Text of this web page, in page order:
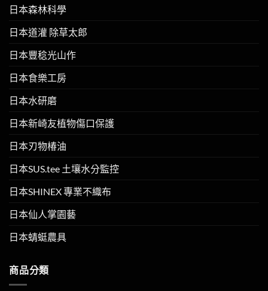
日本森林科學
日本道灌 除草太郎
日本豐稔光山作
日本食樂工房
日本水研磨
日本新崎友植物傷口保護
日本刃物椿油
日本SUS.tee 土壤水分監控
日本SHINEX 專業不織布
日本仙人掌園藝
日本蜻蜓農具
商品分類